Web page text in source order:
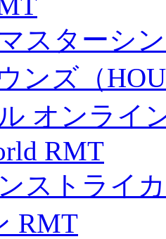
スターシ
ンズ（
オンライ
RMT
ストライ
RMT